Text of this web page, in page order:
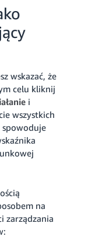
wskazać, że
celu kliknij
i
wszystkich
spowoduje
na
zarządzania